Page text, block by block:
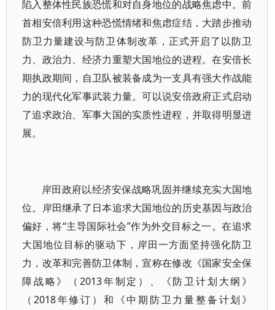
陷入整体性民族恐慌和对自身地位的战略焦虑中。前
首相安倍利用这种恐慌情绪和焦虑症结，大踏步推动
防卫力量建设与防卫体制改革，正式开启了以防卫
力、政治力、经济力重塑大国地位的进程。在安倍长
期执政期间，自卫队被装备成为一支具有强大作战能
力的现代化军事武装力量。可以说安倍政府正式启动
了追求政治、军事大国的实质性进程，并取得明显进
展。
岸田政府以经济安保战略巩固并继续充实大国地
位。岸田继承了日本追求大国地位的历史基因与政治
偏好，将“主导国际社会”作为外交目标之一。在追求
大国地位目标的驱动下，岸田一方面坚持强化防卫
力，改革和完善防卫体制，宣称在修改《国家安全保
障战略》（2013年制定）、《防卫计划大纲》
（2018年修订）和《中期防卫力量整备计划》